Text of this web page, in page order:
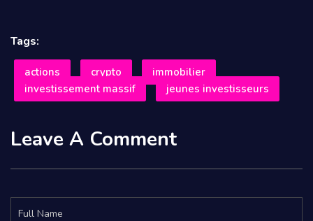
Tags:
actions crypto
immobilier
investissement massif
jeunes investisseurs
Leave A Comment